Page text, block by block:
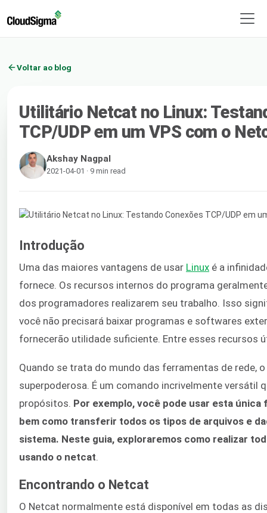
Voltar ao blog
Utilitário Netcat no Linux:
TCP/UDP em um VPS com o
Akshay Nagpal
2021-04-01 · 9 min read
Introdução
Uma das maiores vantagens de usar Linux é a
fornece. Os recursos internos do programa
dos programadores realizarem seu trabalho. Isso
você não precisará baixar programas e softwares
fornecerão utilidade suficiente. Entre esses recursos
Quando se trata do mundo das ferramentas de rede,
superpoderosa. É um comando incrivelmente versátil
propósitos. Por exemplo, você pode usar esta
bem como transferir todos os tipos de arquivos e
sistema. Neste guia, exploraremos como realizar
usando o netcat.
Encontrando o Netcat
O Netcat normalmente está disponível em todas as